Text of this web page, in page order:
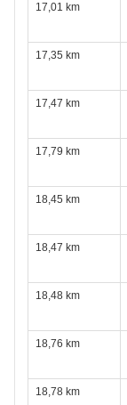
17,01 km
17,35 km
17,47 km
17,79 km
18,45 km
18,47 km
18,48 km
18,76 km
18,78 km